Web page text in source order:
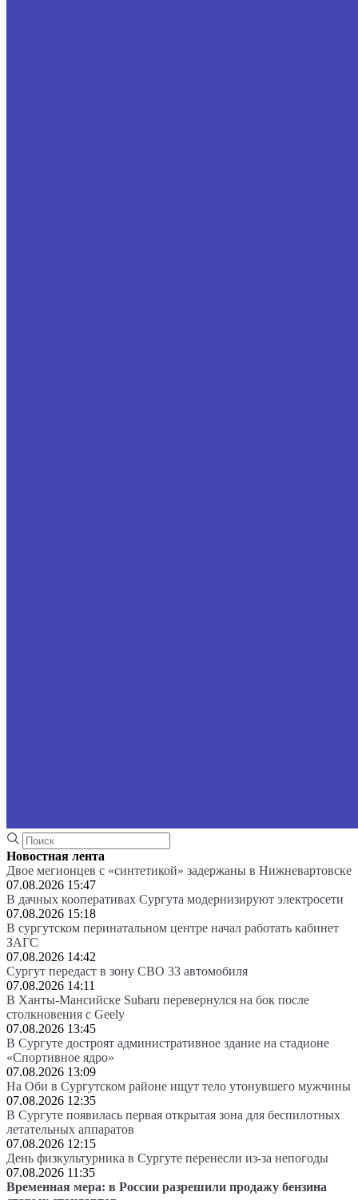
Новостная лента
Двое мегионцев с «синтетикой» задержаны в Нижневартовске
07.08.2026 15:47
В дачных кооперативах Сургута модернизируют электросети
07.08.2026 15:18
В сургутском перинатальном центре начал работать кабинет
ЗАГС
07.08.2026 14:42
Сургут передаст в зону СВО 33 автомобиля
07.08.2026 14:11
В Ханты-Мансийске Subaru перевернулся на бок после
столкновения с Geely
07.08.2026 13:45
В Сургуте достроят административное здание на стадионе
«Спортивное ядро»
07.08.2026 13:09
На Оби в Сургутском районе ищут тело утонувшего мужчины
07.08.2026 12:35
В Сургуте появилась первая открытая зона для беспилотных
летательных аппаратов
07.08.2026 12:15
День физкультурника в Сургуте перенесли из-за непогоды
07.08.2026 11:35
Временная мера: в России разрешили продажу бензина